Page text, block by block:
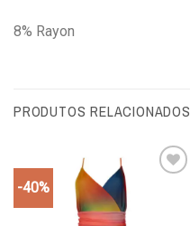
8% Rayon
PRODUTOS RELACIONADOS
-40%